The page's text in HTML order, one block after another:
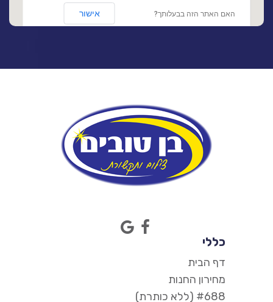
האם האתר הזה בבעלותך? אישור
כללי
דף הבית
מחירון החנות
#688 (ללא כותרת)